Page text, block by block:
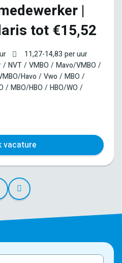
|
tot €15,52
11,27-14,83 per uur
NVT VMBO
Mavo/VMBO
Havo Vwo
MBO
MBO/HBO
HBO/WO
vacature